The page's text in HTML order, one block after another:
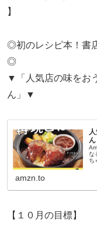
】
◎初のレシピ本！書
◎
▼「人気店の味をお
ん」▼
な
ち
amzn.to
【１０月の目標】